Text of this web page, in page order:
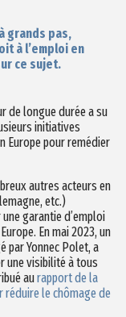
grands pas,
à l’emploi en
ce sujet.
de longue durée a su
initiatives
Europe pour remédier
autres acteurs en
etc.)
garantie d’emploi
En mai 2023, un
par Yonnec Polet, a
une visibilité à tous
aurapport de la
réduire le chômage de